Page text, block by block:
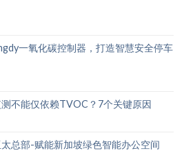
一氧化碳控制器，打造智慧安全停车
不能仅依赖TVOC？7个关键原因
总部-赋能新加坡绿色智能办公空间